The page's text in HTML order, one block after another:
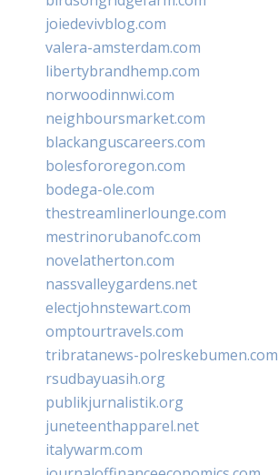
joiedevivblog.com
valera-amsterdam.com
libertybrandhemp.com
norwoodinnwi.com
neighboursmarket.com
blackanguscareers.com
bolesfororegon.com
bodega-ole.com
thestreamlinerlounge.com
mestrinorubanofc.com
novelatherton.com
nassvalleygardens.net
electjohnstewart.com
omptourtravels.com
tribratanews-polreskebumen.com
rsudbayuasih.org
publikjurnalistik.org
juneteenthapparel.net
italywarm.com